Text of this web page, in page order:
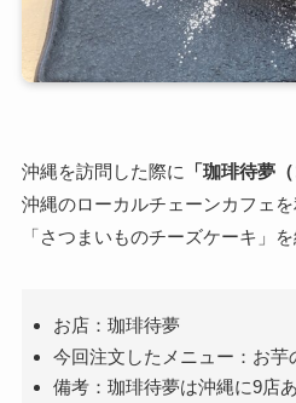
沖縄を訪問した際に 「珈琲待夢
沖縄のローカルチェーンカフェ
「さつまいものチーズケーキ」を
お店：珈琲待夢
今回注文したメニュー：お芋
備考：珈琲待夢は沖縄に9店